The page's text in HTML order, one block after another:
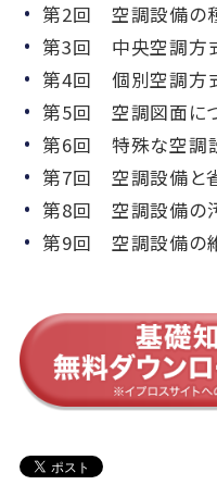
第2回 空調設備の
第3回 中央空調方
第4回 個別空調方
第5回 空調図面に
第6回 特殊な空調
第7回 空調設備と
第8回 空調設備の
第9回 空調設備の